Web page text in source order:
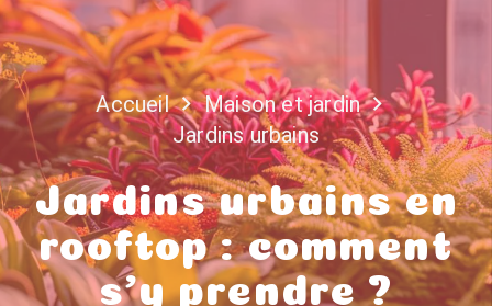
Accueil
Maison et jardin
Jardins urbains
Jardins urbains en
rooftop : comment
s’y prendre ?